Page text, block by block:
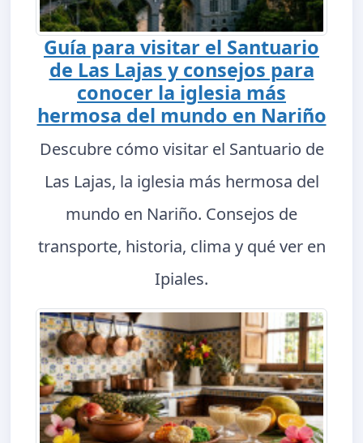
Guía para visitar el Santuario
de Las Lajas y consejos para
conocer la iglesia más
hermosa del mundo en Nariño
Descubre cómo visitar el Santuario de
Las Lajas, la iglesia más hermosa del
mundo en Nariño. Consejos de
transporte, historia, clima y qué ver en
Ipiales.